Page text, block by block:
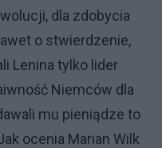
dla zdobycia
o stwierdzenie,
Lenina tylko lider
Niemców dla
mu pieniądze to
ocenia Marian Wilk